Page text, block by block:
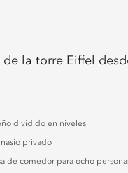
la torre Eiffel
dividido en niveles
privado
de comedor para ocho